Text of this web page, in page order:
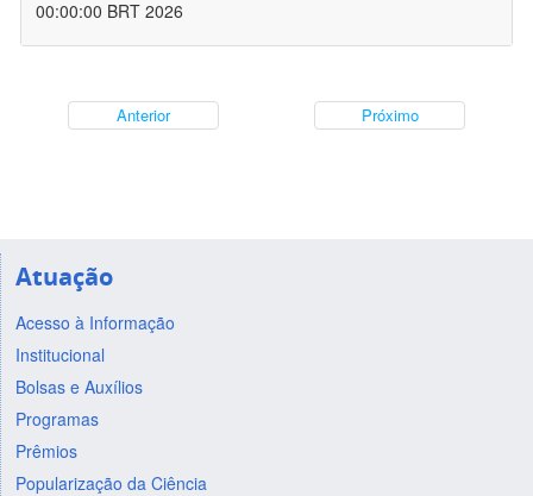
00:00:00 BRT 2026
Anterior Próximo
Atuação
Acesso à Informação
Institucional
Bolsas e Auxílios
Programas
Prêmios
Popularização da Ciência